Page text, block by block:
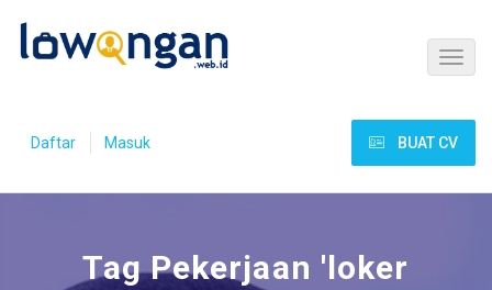
Daftar Masuk BUAT CV
Tag Pekerjaan 'loker